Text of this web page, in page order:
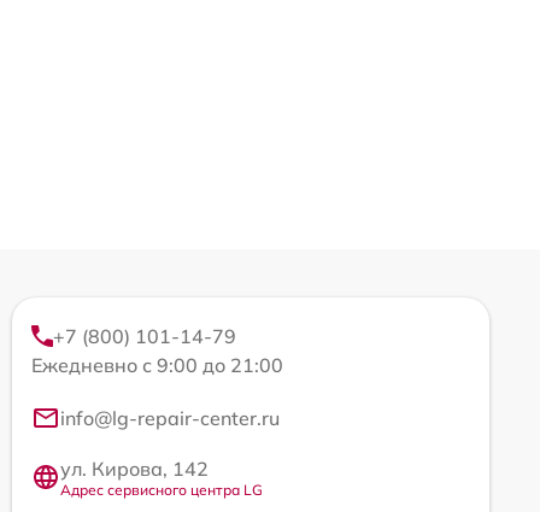
+7 (800) 101-14-79
Ежедневно с 9:00 до 21:00
info@lg-repair-center.ru
ул. Кирова, 142
Адрес сервисного центра LG